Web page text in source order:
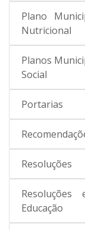
Plano
Nutricional
Planos
Social
Portarias
Resoluções
Educação